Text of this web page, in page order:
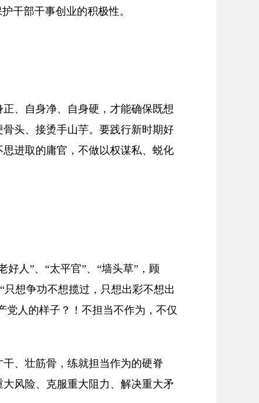
干部干事创业的积极性。
、自身净、自身硬，才能确保既想
头、接烫手山芋。要践行新时期好
进取的庸官，不做以权谋私、蜕化
人”、“太平官”、“墙头草”，顾
只想争功不想揽过，只想出彩不想出
党人的样子？！不担当不作为，不仅
、壮筋骨，练就担当作为的硬脊
风险、克服重大阻力、解决重大矛